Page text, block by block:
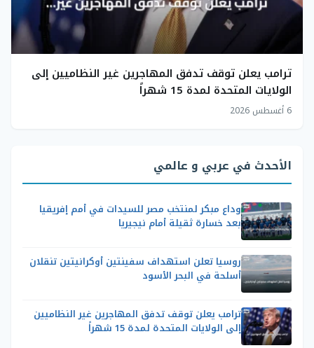
ترامب يعلن توقف تدفق المهاجرين غير النظاميين إلى
الولايات المتحدة لمدة 15 شهراً
6 أغسطس 2026
الأحدث في عربي و عالمي
وداع مبكر لمنتخب مصر للسيدات في أمم إفريقيا
بعد خسارة ثقيلة أمام نيجيريا
روسيا تعلن استهداف سفينتين أوكرانيتين تنقلان
أسلحة في البحر الأسود
ترامب يعلن توقف تدفق المهاجرين غير النظاميين
إلى الولايات المتحدة لمدة 15 شهراً